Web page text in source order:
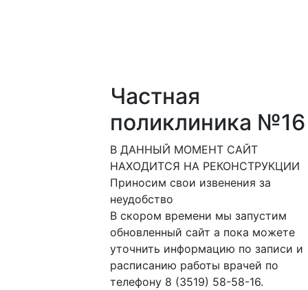
Частная
поликлиника №16
В ДАННЫЙ МОМЕНТ САЙТ
НАХОДИТСЯ НА РЕКОНСТРУКЦИИ
Приносим свои извенения за
неудобство
В скором времени мы запустим
обновленный сайт а пока можете
уточнить информацию по записи и
расписанию работы врачей по
телефону 8 (3519) 58-58-16.